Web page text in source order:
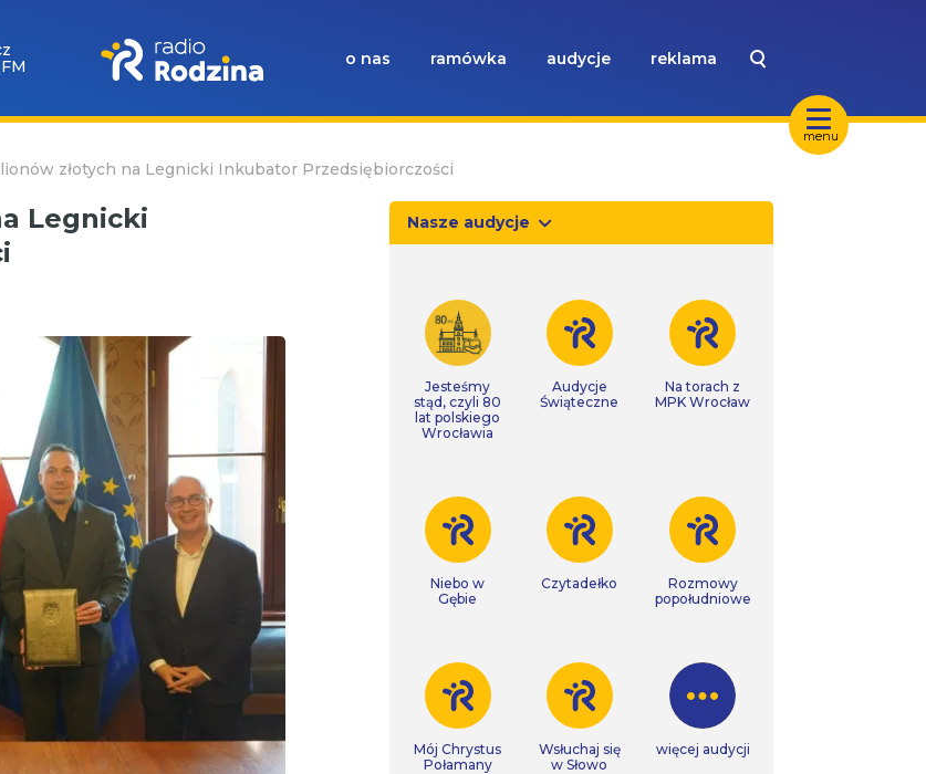
menu
o nas ramówka audycje reklama
złotych na Legnicki Inkubator Przedsiębiorczości
Legnicki
Nasze audycje
Jesteśmy
stąd, czyli 80
lat polskiego
Wrocławia
Audycje
Świąteczne
Na torach z
MPK Wrocław
Niebo w
Gębie
Czytadełko
Rozmowy
popołudniowe
Mój Chrystus
Połamany
Wsłuchaj się
w Słowo
więcej audycji